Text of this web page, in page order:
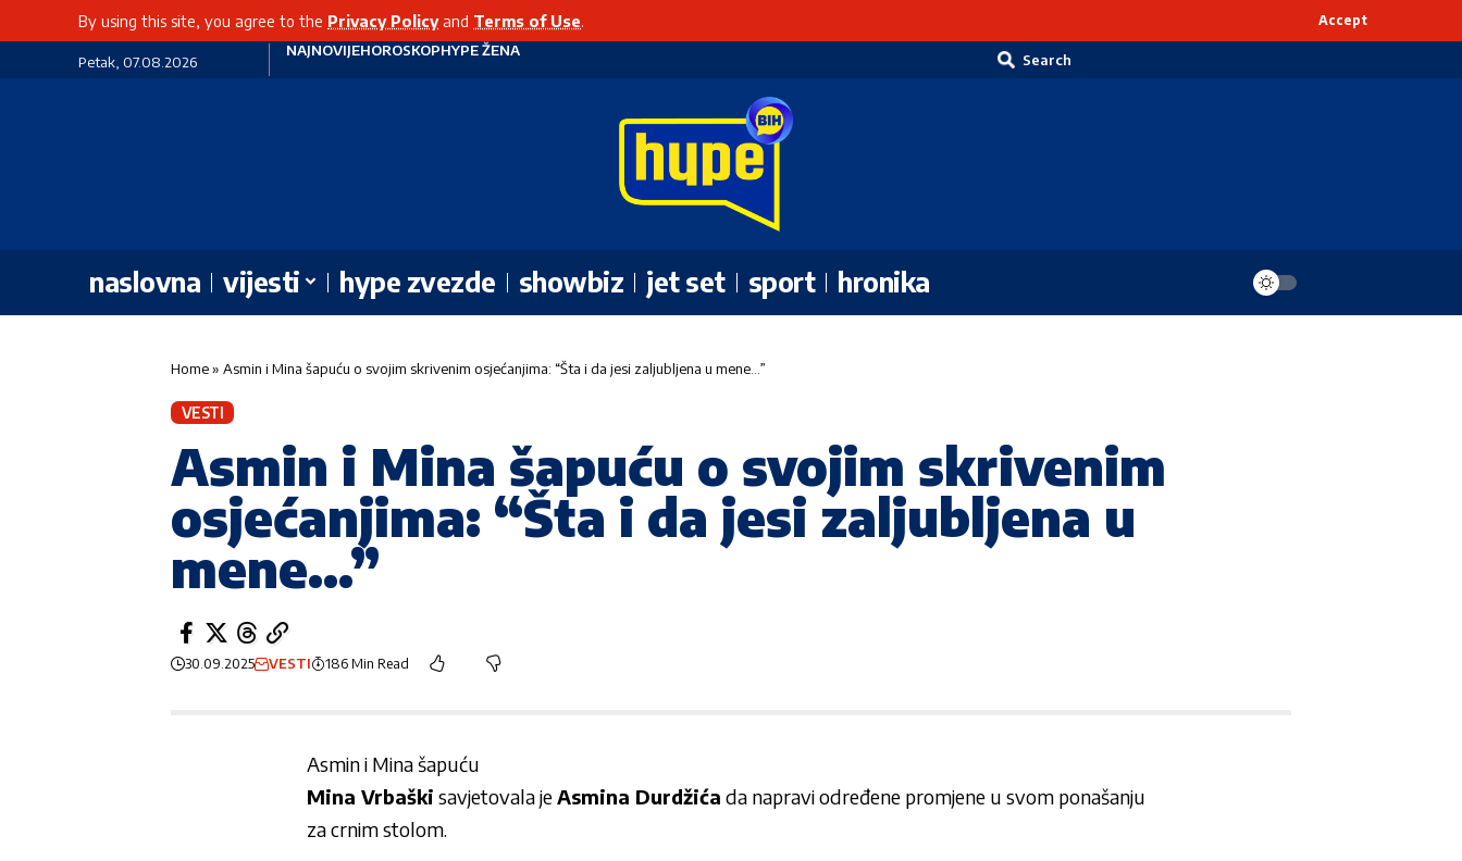
By using this site, you agree to the Privacy Policyand Terms of Use. Accept
Petak, 07.08.2026
NAJNOVIJEHOROSKOPHYPE ŽENA
Search
naslovna vijesti hype zvezde showbiz jet set sport hronika
Home» Asmin i Mina šapuću o svojim skrivenim osjećanjima: “Šta i da jesi zaljubljena u mene…”
VESTI
Asmin i Mina šapuću o svojim skrivenim
osjećanjima: “Šta i da jesi zaljubljena u
mene…”
30.09.2025 VESTI 186 Min Read
Asmin i Mina šapuću
Mina Vrbaški savjetovala jeAsmina Durdžića da napravi određene promjene u svom ponašanju
za crnim stolom.